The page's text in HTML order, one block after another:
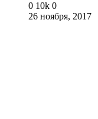
0 10k 0
26 ноября, 2017